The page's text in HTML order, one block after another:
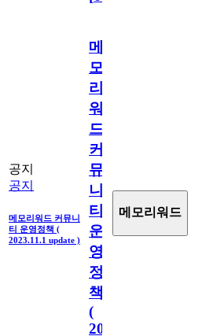
공지
공지
메모리워드 커뮤니
티 운영정책 (
2023.11.1 update )
메
모
리
워
드
커
뮤
니
티
운
영
정
책
(
2023.11.1
메모리워드